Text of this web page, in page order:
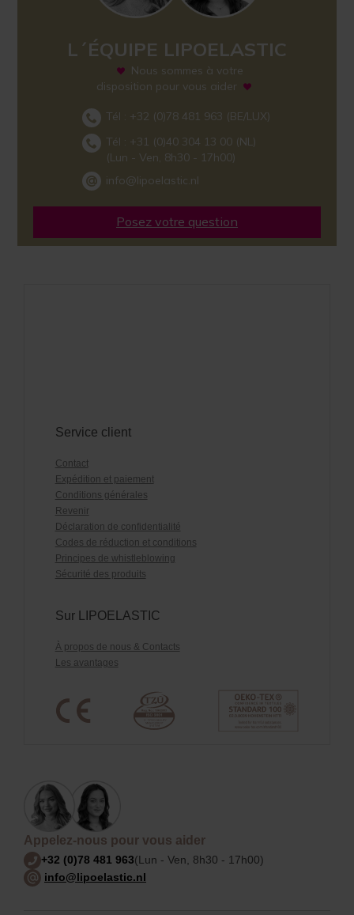
L´ÉQUIPE LIPOELASTIC
Nous sommes à votre
disposition pour vous aider
Tél : +32 (0)78 481 963 (BE/LUX)
Tél : +31 (0)40 304 13 00 (NL)
(Lun - Ven, 8h30 - 17h00)
info@lipoelastic.nl
Posez votre question
Service client
Contact
Expédition et paiement
Conditions générales
Revenir
Déclaration de confidentialité
Codes de réduction et conditions
Principes de whistleblowing
Sécurité des produits
Sur LIPOELASTIC
À propos de nous & Contacts
Les avantages
Appelez-nous pour vous aider
+32 (0)78 481 963(Lun - Ven, 8h30 - 17h00)
info@lipoelastic.nl